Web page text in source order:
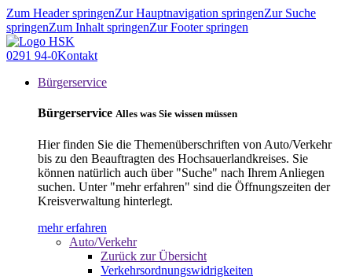
Zum Header springenZur Hauptnavigation springenZur Suche
springenZum Inhalt springenZur Footer springen
0291 94-0Kontakt
Bürgerservice
Bürgerservice Alles was Sie wissen müssen
Hier finden Sie die Themenüberschriften von Auto/Verkehr
bis zu den Beauftragten des Hochsauerlandkreises. Sie
können natürlich auch über "Suche" nach Ihrem Anliegen
suchen. Unter "mehr erfahren" sind die Öffnungszeiten der
Kreisverwaltung hinterlegt.
mehr erfahren
Auto/Verkehr
Zurück zur Übersicht
Verkehrsordnungswidrigkeiten